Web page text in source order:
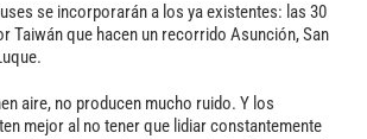
se incorporarán a los ya existentes: las 30
Taiwán que hacen un recorrido Asunción, San
aire, no producen mucho ruido. Y los
mejor al no tener que lidiar constantemente